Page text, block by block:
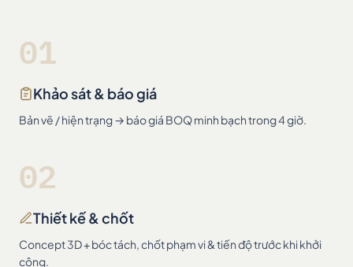
01
Khảo sát & báo giá
Bản vẽ / hiện trạng → báo giá BOQ minh bạch trong 4 giờ.
02
Thiết kế & chốt
Concept 3D + bóc tách, chốt phạm vi & tiến độ trước khi khởi
công.